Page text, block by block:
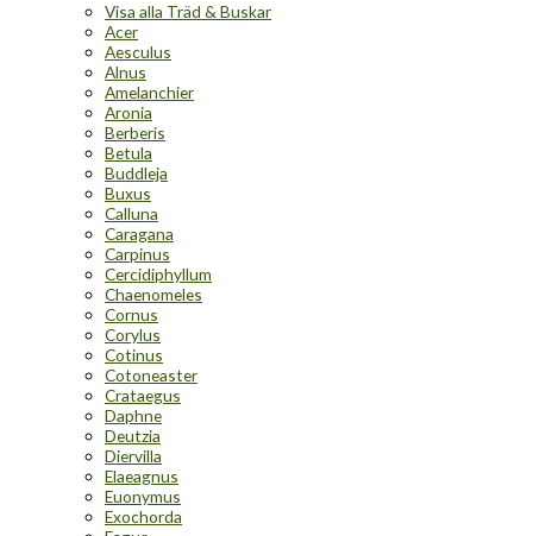
Visa alla Träd & Buskar
Acer
Aesculus
Alnus
Amelanchier
Aronia
Berberis
Betula
Buddleja
Buxus
Calluna
Caragana
Carpinus
Cercidiphyllum
Chaenomeles
Cornus
Corylus
Cotinus
Cotoneaster
Crataegus
Daphne
Deutzia
Diervilla
Elaeagnus
Euonymus
Exochorda